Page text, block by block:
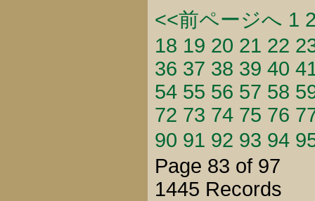
<<前ページへ 1
18 19 20 21 22
36 37 38 39 40
54 55 56 57 58
72 73 74 75 76
90 91 92 93 94
Page 83 of 97
1445 Records